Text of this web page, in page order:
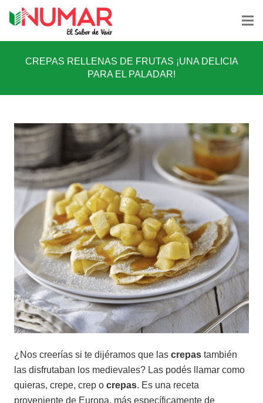
CREPAS RELLENAS DE FRUTAS ¡UNA DELICIA
PARA EL PALADAR!
¿Nos creerías si te dijéramos que las crepas también
las disfrutaban los medievales? Las podés llamar como
quieras, crepe, crep o crepas. Es una receta
proveniente de Europa, más específicamente de